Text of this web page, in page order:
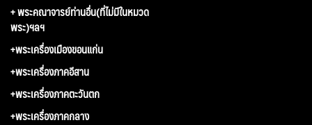
+ พระคณาจารย์ท่านอื่น(ที่ไม่มีในหมวด
พระ)ฯลฯ
+พระเครื่องเมืองขอนแก่น
+พระเครื่องภาคอีสาน
+พระเครื่องภาคตะวันตก
+พระเครื่องภาคกลาง